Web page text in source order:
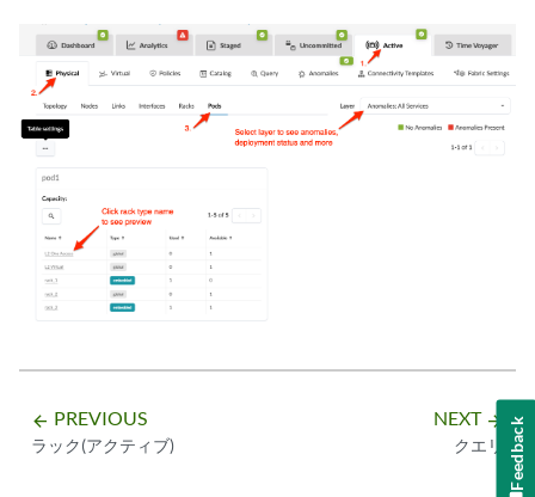
arrow_backward PREVIOUS
ラック(アクティブ)
NEXT arrow_forward
クエリ Feedback